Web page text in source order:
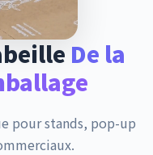
De la
pour stands, pop-up